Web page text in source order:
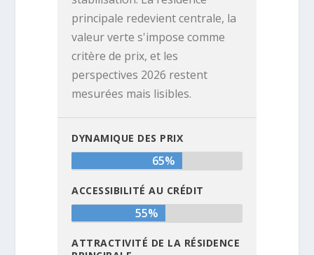
principale redevient centrale, la
valeur verte s'impose comme
critère de prix, et les
perspectives 2026 restent
mesurées mais lisibles.
DYNAMIQUE DES PRIX
65%
ACCESSIBILITÉ AU CRÉDIT
55%
ATTRACTIVITÉ DE LA RÉSIDENCE